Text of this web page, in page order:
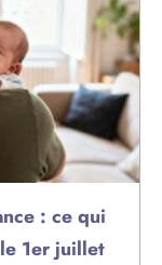
: ce qui
1er juillet